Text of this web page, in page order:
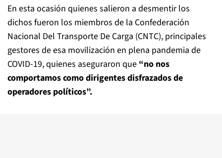
En esta ocasión quienes salieron a desmentir los
dichos fueron los miembros de la Confederación
Nacional Del Transporte De Carga (CNTC), principales
gestores de esa movilización en plena pandemia de
COVID-19, quienes aseguraron que “no nos
comportamos como dirigentes disfrazados de
operadores políticos”.